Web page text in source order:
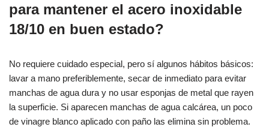
para mantener el acero inoxidable
18/10 en buen estado?
No requiere cuidado especial, pero sí algunos hábitos básicos:
lavar a mano preferiblemente, secar de inmediato para evitar
manchas de agua dura y no usar esponjas de metal que rayen
la superficie. Si aparecen manchas de agua calcárea, un poco
de vinagre blanco aplicado con paño las elimina sin problema.